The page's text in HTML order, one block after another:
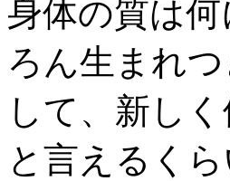
身体の質は
ろん生まれ
して、新し
と言えるく